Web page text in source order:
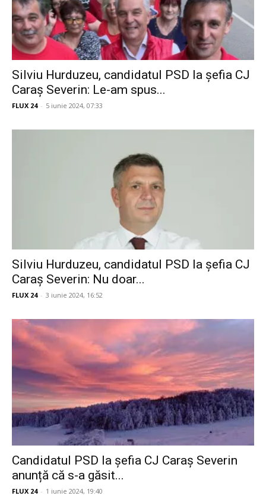
Silviu Hurduzeu, candidatul PSD la șefia CJ
Caraș Severin: Le-am spus...
FLUX 24 - 5 iunie 2024, 07:33
Silviu Hurduzeu, candidatul PSD la șefia CJ
Caraș Severin: Nu doar...
FLUX 24 - 3 iunie 2024, 16:52
Candidatul PSD la șefia CJ Caraș Severin
anunță că s-a găsit...
FLUX 24 - 1 iunie 2024, 19:40